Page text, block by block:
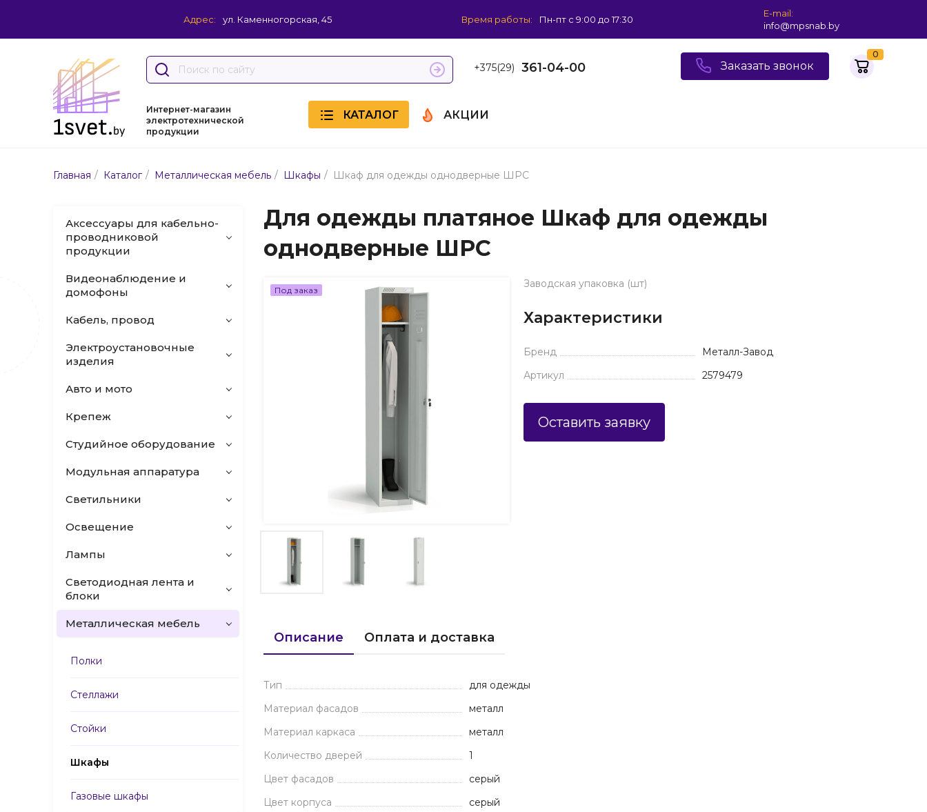
Адрес: ул. Каменногорская, 45 Время работы: Пн-пт с 9:00 до 17:30
E-mail:
info@mpsnab.by
+375(29) 361-04-00 Заказать звонок
0
Интернет-магазин
электротехнической
продукции
КАТАЛОГ АКЦИИ
Главная / Каталог / Металлическая мебель / Шкафы / Шкаф для одежды однодверные ШРС
Аксессуары для кабельно-
проводниковой
продукции
Видеонаблюдение и
домофоны
Кабель, провод
Электроустановочные
изделия
Авто и мото
Крепеж
Студийное оборудование
Модульная аппаратура
Светильники
Освещение
Лампы
Светодиодная лента и
блоки
Металлическая мебель
Полки
Стеллажи
Стойки
Шкафы
Газовые шкафы
Для одежды платяное Шкаф для одежды
однодверные ШРС
Под заказ
Заводская упаковка (шт)
Характеристики
Бренд
Металл-Завод
Артикул
2579479
Оставить заявку
Описание Оплата и доставка
Тип
для одежды
Материал фасадов
металл
Материал каркаса
металл
Количество дверей
1
Цвет фасадов
серый
Цвет корпуса
серый